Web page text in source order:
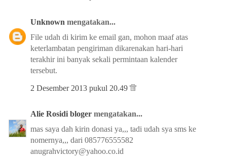
Unknown mengatakan...
File udah di kirim ke email gan, mohon maaf atas
keterlambatan pengiriman dikarenakan hari-hari
terakhir ini banyak sekali permintaan kalender
tersebut.
2 Desember 2013 pukul 20.49
Alie Rosidi bloger mengatakan...
mas saya dah kirin donasi ya,,, tadi udah sya sms ke
nomernya,,, dari 085776555582
anugrahvictory@yahoo.co.id